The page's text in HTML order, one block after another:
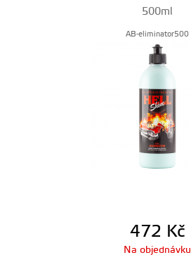
500ml
AB-eliminator500
472 Kč
Na objednávku